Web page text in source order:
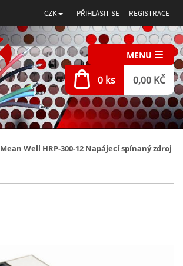
CZK PŘIHLÁSIT SE REGISTRACE
MENU
0 ks 0,00 KČ
Mean Well HRP-300-12 Napájecí spínaný zdroj